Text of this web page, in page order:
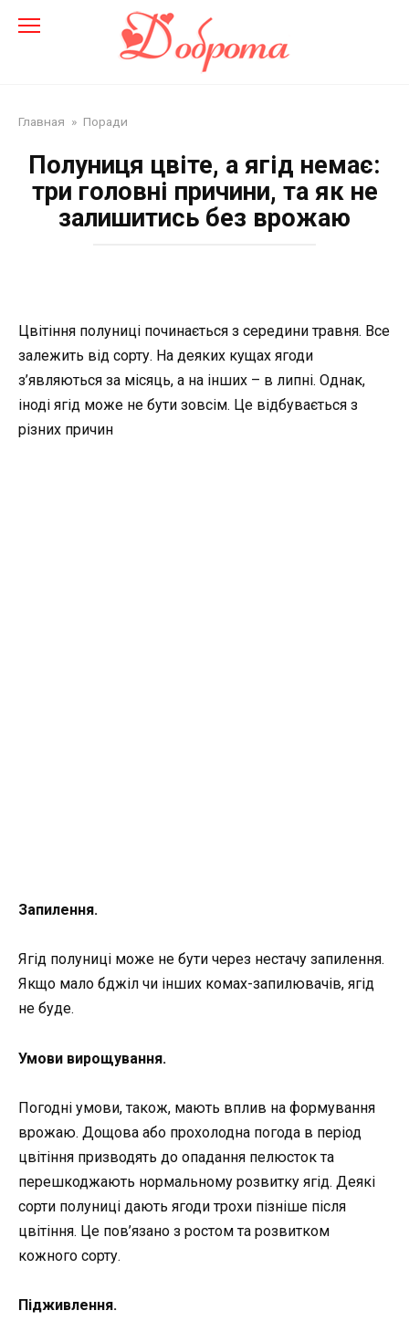
Главная » Поради
Полуниця цвіте, а ягід немає:
три головні причини, та як не
залишитись без врожаю
Цвітіння полуниці починається з середини травня. Все
залежить від сорту. На деяких кущах ягоди
з’являються за місяць, а на інших – в липні. Однак,
іноді ягід може не бути зовсім. Це відбувається з
різних причин
Запилення.
Ягід полуниці може не бути через нестачу запилення.
Якщо мало бджіл чи інших комах-запилювачів, ягід
не буде.
Умови вирощування.
Погодні умови, також, мають вплив на формування
врожаю. Дощова або прохолодна погода в період
цвітіння призводять до опадання пелюсток та
перешкоджають нормальному розвитку ягід. Деякі
сорти полуниці дають ягоди трохи пізніше після
цвітіння. Це пов’язано з ростом та розвитком
кожного сорту.
Підживлення.